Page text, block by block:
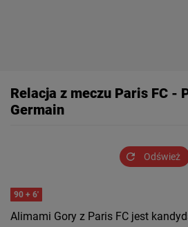
Relacja z meczu Paris FC -
Germain
Odśwież
90 + 6'
Alimami Gory z Paris FC jest